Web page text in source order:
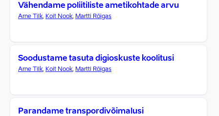
Vähendame poliitiliste ametikohtade arvu
Arne Tilk, Koit Nook, Martti Rõigas
Soodustame tasuta digioskuste koolitusi
Arne Tilk, Koit Nook, Martti Rõigas
Parandame transpordivõimalusi